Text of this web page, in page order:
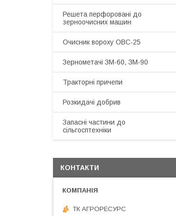
Решета перфоровані до
зерноочисних машин
Очисник вороху ОВС-25
Зернометачі ЗМ-60, ЗМ-90
Тракторні причепи
Розкидачі добрив
Запасні частини до
сільгосптехніки
КОНТАКТИ
ТК АГРОРЕСУРС